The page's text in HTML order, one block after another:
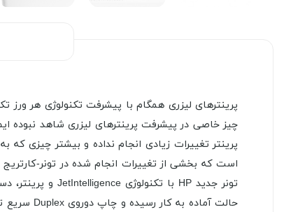
پرینترهای لیزری همگام با پیشرفت تکنولوژی هر